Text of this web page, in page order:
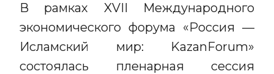
В рамках XVII Международного
экономического форума «Россия —
Исламский мир: KazanForum»
состоялась пленарная сессия